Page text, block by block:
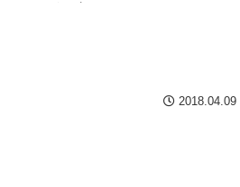
2018.04.09